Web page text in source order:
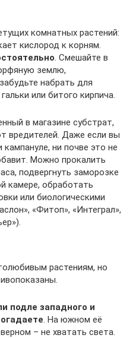
комнатных растений:
кислород к корням.
. Смешайте в
землю,
набрать для
или битого кирпича.
в магазине субстрат,
вредителей. Даже если вы
ни почве это не
Можно прокалить
подвергнуть заморозке
камере, обработать
или биологическими
«Фитоп», «Интеграл»,
растениям, но
подле западного и
. На южном её
– не хватать света.